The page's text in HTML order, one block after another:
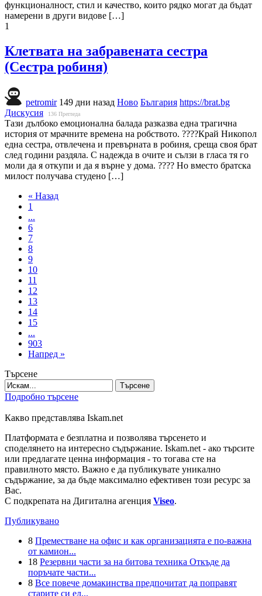
функционалност, стил и качество, които рядко могат да бъдат
намерени в други видове […]
1
Клетвата на забравената сестра
(Сестра робиня)
petromir 149 дни назад Ново България https://brat.bg
Дискусия
136 Прегледа
Тази дълбоко емоционална балада разказва една трагична
история от мрачните времена на робството. ????Край Никопол
една сестра, отвлечена и превърната в робиня, среща своя брат
след години раздяла. С надежда в очите и сълзи в гласа тя го
моли да я откупи и да я върне у дома. ???? Но вместо братска
милост получава студено […]
« Назад
1
...
6
7
8
9
10
11
12
13
14
15
...
903
Напред »
Търсене
Търсене
Подробно търсене
Какво представлява Iskam.net
Платформата е безплатна и позволява търсенето и
споделянето на интересно съдържание. Iskam.net - ако търсите
или предлагате ценна информация - то тогава сте на
правилното място. Важно е да публикувате уникално
съдържание, за да бъде максимално ефективен този ресурс за
Вас.
С подкрепата на Дигитална агенция Viseo.
Публикувано
8 Преместване на офис и как организацията е по-важна
от камион...
18 Резервни части за на битова техника Откъде да
поръчате части...
8 Все повече домакинства предпочитат да поправят
старите си ел...